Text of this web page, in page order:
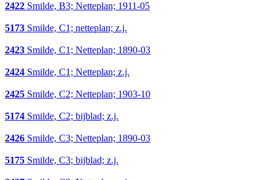
2422 Smilde, B3; Netteplan; 1911-05
5173 Smilde, C1; netteplan; z.j.
2423 Smilde, C1; Netteplan; 1890-03
2424 Smilde, C1; Netteplan; z.j.
2425 Smilde, C2; Netteplan; 1903-10
5174 Smilde, C2; bijblad; z.j.
2426 Smilde, C3; Netteplan; 1890-03
5175 Smilde, C3; bijblad; z.j.